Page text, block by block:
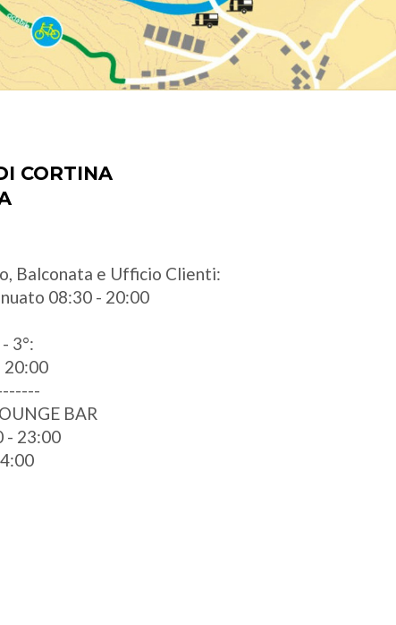
CORTINA
Balconata e Ufficio Clienti:
08:30 - 20:00
3°:
20:00
BAR
- 23:00